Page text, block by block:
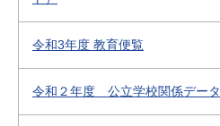
令和3年度 教育便覧
令和２年度 公立学校関係データ